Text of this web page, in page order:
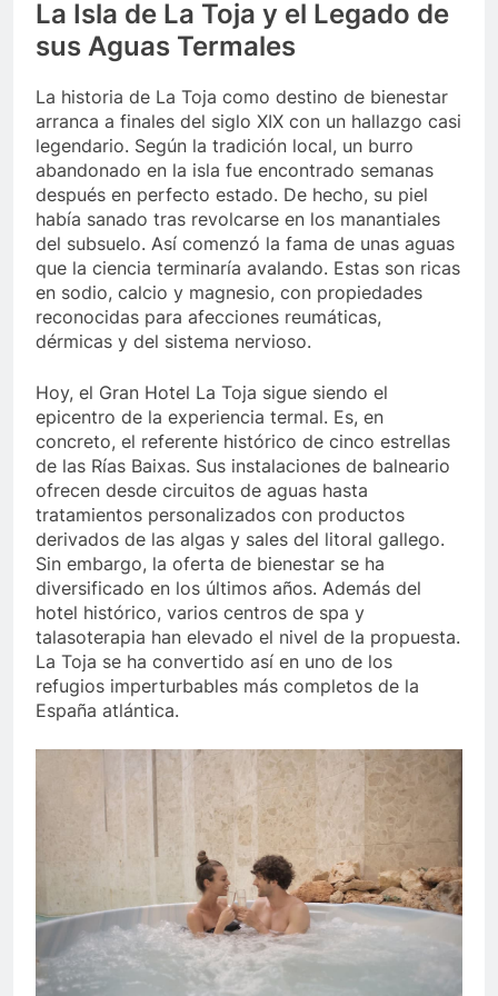
La Isla de La Toja y el Legado de
sus Aguas Termales
La historia de La Toja como destino de bienestar
arranca a finales del siglo XIX con un hallazgo casi
legendario. Según la tradición local, un burro
abandonado en la isla fue encontrado semanas
después en perfecto estado. De hecho, su piel
había sanado tras revolcarse en los manantiales
del subsuelo. Así comenzó la fama de unas aguas
que la ciencia terminaría avalando. Estas son ricas
en sodio, calcio y magnesio, con propiedades
reconocidas para afecciones reumáticas,
dérmicas y del sistema nervioso.
Hoy, el Gran Hotel La Toja sigue siendo el
epicentro de la experiencia termal. Es, en
concreto, el referente histórico de cinco estrellas
de las Rías Baixas. Sus instalaciones de balneario
ofrecen desde circuitos de aguas hasta
tratamientos personalizados con productos
derivados de las algas y sales del litoral gallego.
Sin embargo, la oferta de bienestar se ha
diversificado en los últimos años. Además del
hotel histórico, varios centros de spa y
talasoterapia han elevado el nivel de la propuesta.
La Toja se ha convertido así en uno de los
refugios imperturbables más completos de la
España atlántica.